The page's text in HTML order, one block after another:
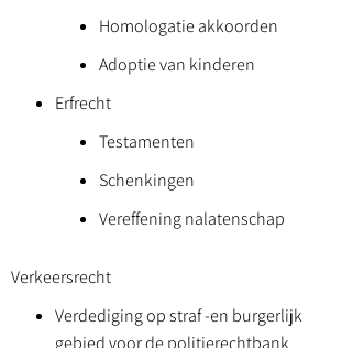
Homologatie akkoorden
Adoptie van kinderen
Erfrecht
Testamenten
Schenkingen
Vereffening nalatenschap
Verkeersrecht
Verdediging op straf -en burgerlijk
gebied voor de politierechtbank